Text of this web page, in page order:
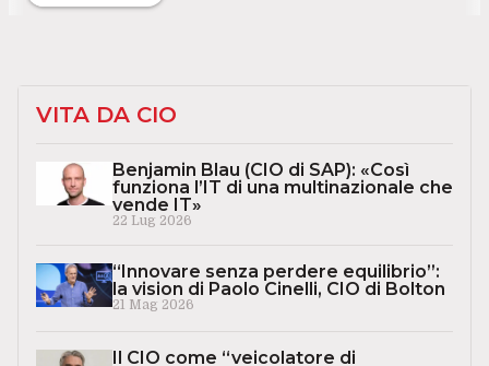
VITA DA CIO
Benjamin Blau (CIO di SAP): «Così
funziona l’IT di una multinazionale che
vende IT»
22 Lug 2026
“Innovare senza perdere equilibrio”:
la vision di Paolo Cinelli, CIO di Bolton
21 Mag 2026
Il CIO come “veicolatore di